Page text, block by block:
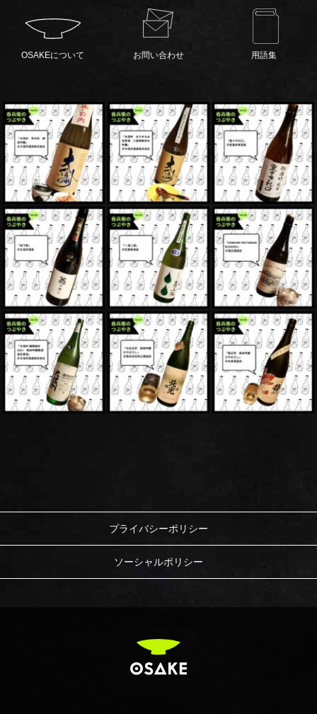
OSAKEについて お問い合わせ 用語集
プライバシーポリシー
ソーシャルポリシー